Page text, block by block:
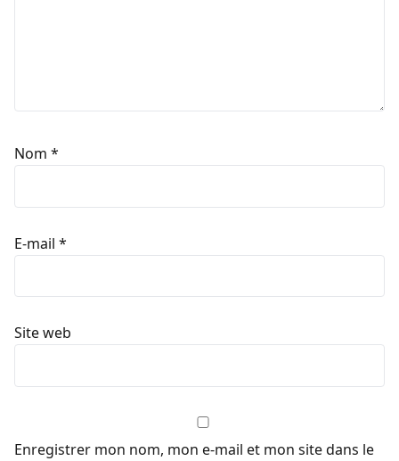
Nom *
E-mail *
Site web
Enregistrer mon nom, mon e-mail et mon site dans le